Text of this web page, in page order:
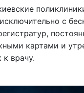
с
картами и
к врачу.